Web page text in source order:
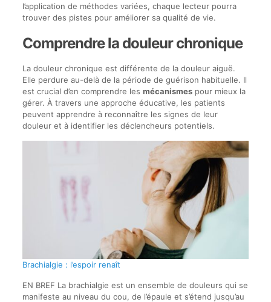
l’application de méthodes variées, chaque lecteur pourra
trouver des pistes pour améliorer sa qualité de vie.
Comprendre la douleur chronique
La douleur chronique est différente de la douleur aiguë.
Elle perdure au-delà de la période de guérison habituelle. Il
est crucial d’en comprendre les mécanismespour mieux la
gérer. À travers une approche éducative, les patients
peuvent apprendre à reconnaître les signes de leur
douleur et à identifier les déclencheurs potentiels.
Brachialgie : l’espoir renaît
EN BREF La brachialgie est un ensemble de douleurs qui se
manifeste au niveau du cou, de l’épaule et s’étend jusqu’au